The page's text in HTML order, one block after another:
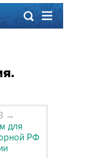
→
для
РФ